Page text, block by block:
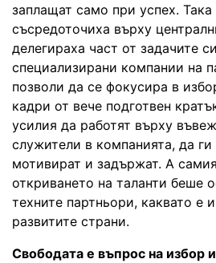
заплащат само при успех. Така
съсредоточиха върху
делегираха част от задачите
специализирани компании на
позволи да се фокусира в
кадри от вече подготвен
усилия да работят върху
служители в компанията, да ги
мотивират и задържат. А
откриването на таланти беше
техните партньори, каквато е
развитите страни.
Свободата е въпрос на избор